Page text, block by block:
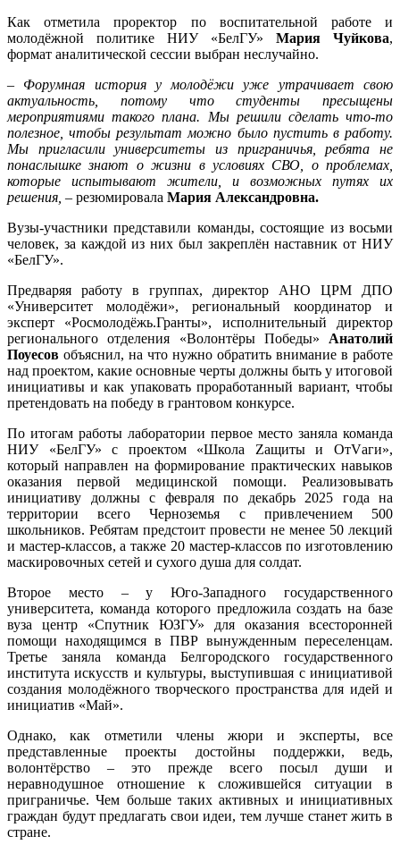
Как отметила проректор по воспитательной работе и
молодёжной политике НИУ «БелГУ» Мария Чуйкова,
формат аналитической сессии выбран неслучайно.
– Форумная история у молодёжи уже утрачивает свою
актуальность, потому что студенты пресыщены
мероприятиями такого плана. Мы решили сделать что-то
полезное, чтобы результат можно было пустить в работу.
Мы пригласили университеты из приграничья, ребята не
понаслышке знают о жизни в условиях СВО, о проблемах,
которые испытывают жители, и возможных путях их
решения, – резюмировала Мария Александровна.
Вузы-участники представили команды, состоящие из восьми
человек, за каждой из них был закреплён наставник от НИУ
«БелГУ».
Предваряя работу в группах, директор АНО ЦРМ ДПО
«Университет молодёжи», региональный координатор и
эксперт «Росмолодёжь.Гранты», исполнительный директор
регионального отделения «Волонтёры Победы» Анатолий
Поуесов объяснил, на что нужно обратить внимание в работе
над проектом, какие основные черты должны быть у итоговой
инициативы и как упаковать проработанный вариант, чтобы
претендовать на победу в грантовом конкурсе.
По итогам работы лаборатории первое место заняла команда
НИУ «БелГУ» с проектом «Школа Zащиты и OтVаги»,
который направлен на формирование практических навыков
оказания первой медицинской помощи. Реализовывать
инициативу должны с февраля по декабрь 2025 года на
территории всего Черноземья с привлечением 500
школьников. Ребятам предстоит провести не менее 50 лекций
и мастер-классов, а также 20 мастер-классов по изготовлению
маскировочных сетей и сухого душа для солдат.
Второе место – у Юго-Западного государственного
университета, команда которого предложила создать на базе
вуза центр «Спутник ЮЗГУ» для оказания всесторонней
помощи находящимся в ПВР вынужденным переселенцам.
Третье заняла команда Белгородского государственного
института искусств и культуры, выступившая с инициативой
создания молодёжного творческого пространства для идей и
инициатив «Май».
Однако, как отметили члены жюри и эксперты, все
представленные проекты достойны поддержки, ведь,
волонтёрство – это прежде всего посыл души и
неравнодушное отношение к сложившейся ситуации в
приграничье. Чем больше таких активных и инициативных
граждан будут предлагать свои идеи, тем лучше станет жить в
стране.